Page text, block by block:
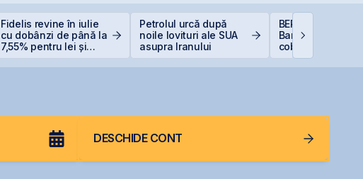
Fidelis revine în iulie
cu dobânzi de până la
7,55% pentru lei și
Petrolul urcă după
noile lovituri ale SUA
asupra Iranului
BERD vinde 1%
Banca
coboară sub
5%
DESCHIDE CONT